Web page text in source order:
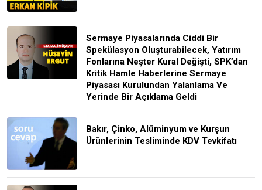
Sermaye Piyasalarında Ciddi Bir
Spekülasyon Oluşturabilecek, Yatırım
Fonlarına Neşter Kural Değişti, SPK’dan
Kritik Hamle Haberlerine Sermaye
Piyasası Kurulundan Yalanlama Ve
Yerinde Bir Açıklama Geldi
Bakır, Çinko, Alüminyum ve Kurşun
Ürünlerinin Tesliminde KDV Tevkifatı